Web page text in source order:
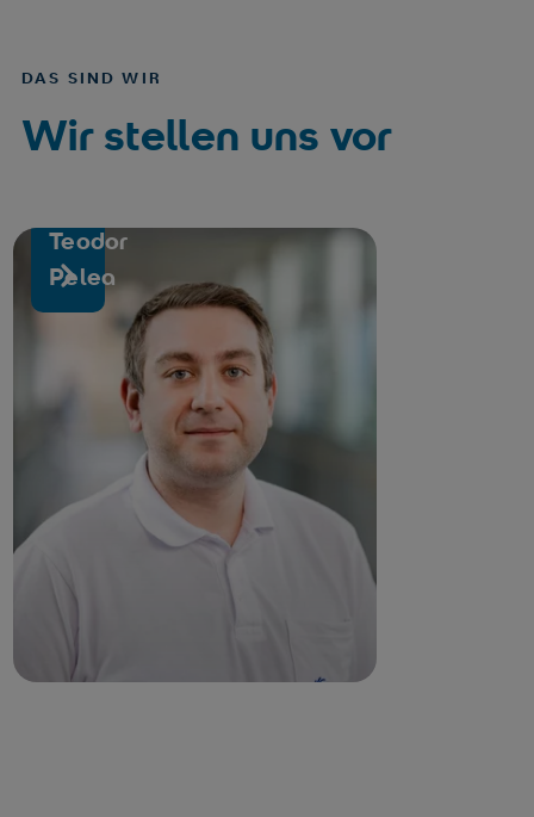
DAS SIND WIR
Wir stellen uns vor
ARZT
Teodor
Pelea
Teodor Pelea
Facharzt für Neurologie
Zum Profil